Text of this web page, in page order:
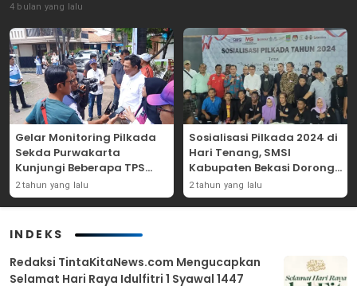
4 bulan yang lalu
Gelar Monitoring Pilkada
Sekda Purwakarta
Kunjungi Beberapa TPS
Yang Ada Di Purwakarta
2 tahun yang lalu
Sosialisasi Pilkada 2024 di
Hari Tenang, SMSI
Kabupaten Bekasi Dorong
Angka Partisipasi
Masyarakat
2 tahun yang lalu
INDEKS
Redaksi TintaKitaNews.com Mengucapkan
Selamat Hari Raya Idulfitri 1 Syawal 1447